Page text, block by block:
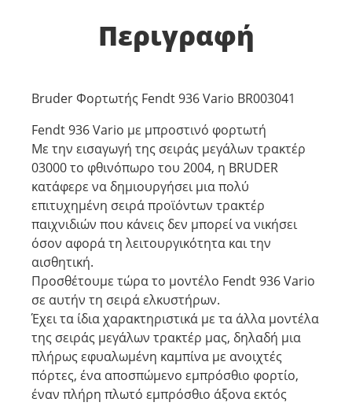
Περιγραφή
Bruder Φορτωτής Fendt 936 Vario BR003041
Fendt 936 Vario με μπροστινό φορτωτή
Με την εισαγωγή της σειράς μεγάλων τρακτέρ
03000 το φθινόπωρο του 2004, η BRUDER
κατάφερε να δημιουργήσει μια πολύ
επιτυχημένη σειρά προϊόντων τρακτέρ
παιχνιδιών που κάνεις δεν μπορεί να νικήσει
όσον αφορά τη λειτουργικότητα και την
αισθητική.
Προσθέτουμε τώρα το μοντέλο Fendt 936 Vario
σε αυτήν τη σειρά ελκυστήρων.
Έχει τα ίδια χαρακτηριστικά με τα άλλα μοντέλα
της σειράς μεγάλων τρακτέρ μας, δηλαδή μια
πλήρως εφυαλωμένη καμπίνα με ανοιχτές
πόρτες, ένα αποσπώμενο εμπρόσθιο φορτίο,
έναν πλήρη πλωτό εμπρόσθιο άξονα εκτός